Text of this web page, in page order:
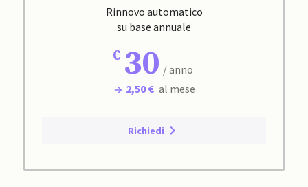
Rinnovo automatico
su base annuale
30 / anno
2,50 € al mese
Richiedi